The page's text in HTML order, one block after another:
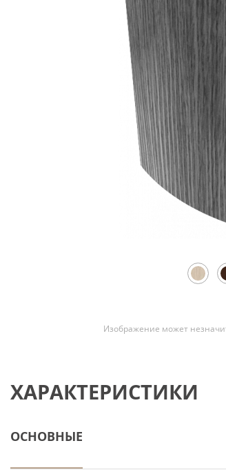
Изображение может
ХАРАКТЕРИСТИКИ
ОСНОВНЫЕ